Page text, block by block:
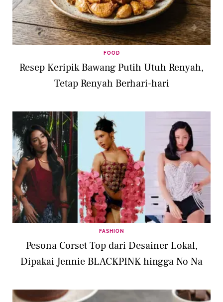
FOOD
Resep Keripik Bawang Putih Utuh Renyah,
Tetap Renyah Berhari-hari
FASHION
Pesona Corset Top dari Desainer Lokal,
Dipakai Jennie BLACKPINK hingga No Na